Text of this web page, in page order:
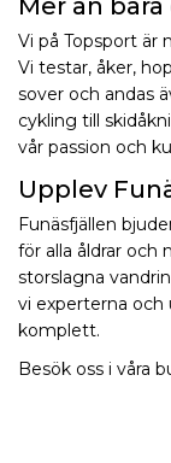
Mer än
Vi på Topsport är
Vi testar, åker,
sover och andas
cykling till
vår passion och
Upplev
Funäsfjällen
för alla åldrar och
storslagna
vi experterna
komplett.
Besök oss i våra